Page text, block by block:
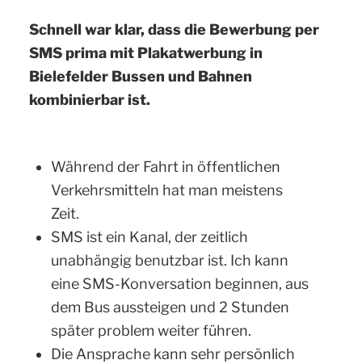
Schnell war klar, dass die Bewerbung per
SMS prima mit Plakatwerbung in
Bielefelder Bussen und Bahnen
kombinierbar ist.
Während der Fahrt in öffentlichen
Verkehrsmitteln hat man meistens
Zeit.
SMS ist ein Kanal, der zeitlich
unabhängig benutzbar ist. Ich kann
eine SMS-Konversation beginnen, aus
dem Bus aussteigen und 2 Stunden
später problem weiter führen.
Die Ansprache kann sehr persönlich